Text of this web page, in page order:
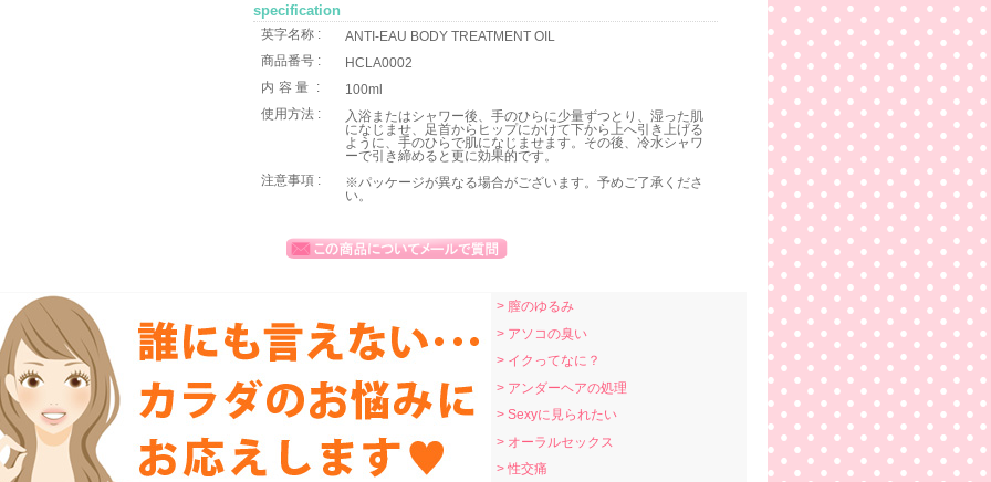
specification
英字名称 :
ANTI-EAU BODY TREATMENT OIL
商品番号 :
HCLA0002
内容量 :
100ml
使用方法 :
入浴またはシャワー後、手のひらに少量ずつとり、湿った肌
になじませ、足首からヒップにかけて下から上へ引き上げる
ように、手のひらで肌になじませます。その後、冷水シャワ
ーで引き締めると更に効果的です。
注意事項 :
※パッケージが異なる場合がございます。予めご了承くださ
い。
> 膣のゆるみ
> アソコの臭い
> イクってなに？
> アンダーヘアの処理
> Sexyに見られたい
> オーラルセックス
> 性交痛